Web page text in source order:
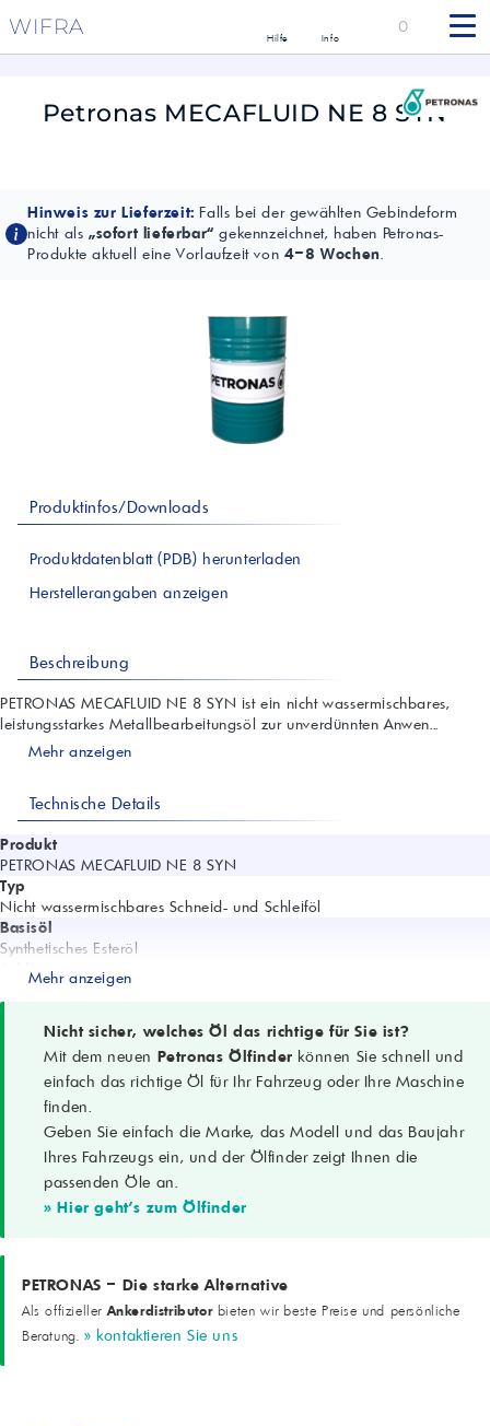
WIFRA Hilfe Info
0
Petronas MECAFLUID NE 8 SYN
Hinweis zur Lieferzeit: Falls bei der gewählten Gebindeform
nicht als „sofort lieferbar“ gekennzeichnet, haben Petronas-
Produkte aktuell eine Vorlaufzeit von 4–8 Wochen.
Produktinfos/Downloads
Produktdatenblatt (PDB) herunterladen
Herstellerangaben anzeigen
Beschreibung
PETRONAS MECAFLUID NE 8 SYN ist ein nicht wassermischbares,
leistungsstarkes Metallbearbeitungsöl zur unverdünnten Anwen...
Mehr anzeigen
Technische Details
Produkt
PETRONAS MECAFLUID NE 8 SYN
Typ
Nicht wassermischbares Schneid- und Schleiföl
Basisöl
Synthetisches Esteröl
Additive
EP (extremer Druck), Rostschutz, Antischaum
Unverdünnt; normaler bis schwerer Einsatz
Anwendungen
Schleif- und Schneidarbeiten; Werkhallen mit unterschiedlichen
Metallen; Multifunktionsgeräte
Werkstoffe
Eisenhaltige Metalle, Aluminium
Besonderheit
Hervorragend für Aluminiumbearbeitung; hinterlässt keine Flecken
Hinweis
Fleckneigung bestimmter Aluminiumlegierungen vorab prüfen
Optik
Gelb, klar
Visuell
Dichte bei 15 °C
ASTM D4052
Viskosität 40 °C
Mehr anzeigen
Nicht sicher, welches Öl das richtige für Sie ist?
Mit dem neuen Petronas Ölfinder können Sie schnell und
einfach das richtige Öl für Ihr Fahrzeug oder Ihre Maschine
finden.
Geben Sie einfach die Marke, das Modell und das Baujahr
Ihres Fahrzeugs ein, und der Ölfinder zeigt Ihnen die
passenden Öle an.
» Hier geht's zum Ölfinder
PETRONAS – Die starke Alternative
Als offiziellerAnkerdistributorbieten wir beste Preise und persönliche
Beratung. » kontaktieren Sie uns